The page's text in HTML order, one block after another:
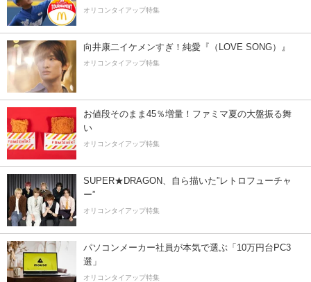
オリコンタイアップ特集
向井康二イケメンすぎ！純愛『（LOVE SONG）』
オリコンタイアップ特集
お値段そのまま45％増量！ファミマ夏の大盤振る舞
い
オリコンタイアップ特集
SUPER★DRAGON、自ら描いた”レトロフューチャ
ー”
オリコンタイアップ特集
パソコンメーカー社員が本気で選ぶ「10万円台PC3
選」
オリコンタイアップ特集